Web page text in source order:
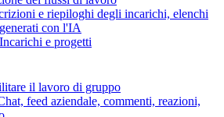
e riepiloghi degli incarichi, elenchi
con l'IA
e progetti
il lavoro di gruppo
feed aziendale, commenti, reazioni,